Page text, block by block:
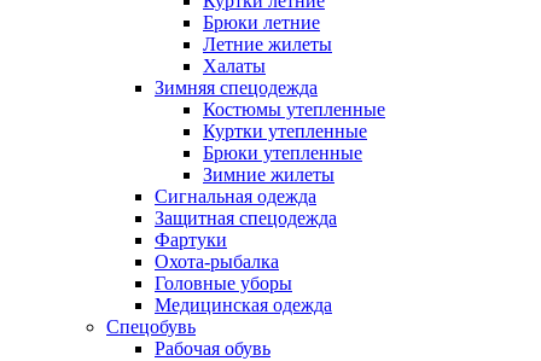
Брюки летние
Летние жилеты
Халаты
Зимняя спецодежда
Костюмы утепленные
Куртки утепленные
Брюки утепленные
Зимние жилеты
Сигнальная одежда
Защитная спецодежда
Фартуки
Охота-рыбалка
Головные уборы
Медицинская одежда
Спецобувь
Рабочая обувь